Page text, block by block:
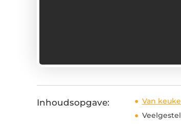
Inhoudsopgave:
Van